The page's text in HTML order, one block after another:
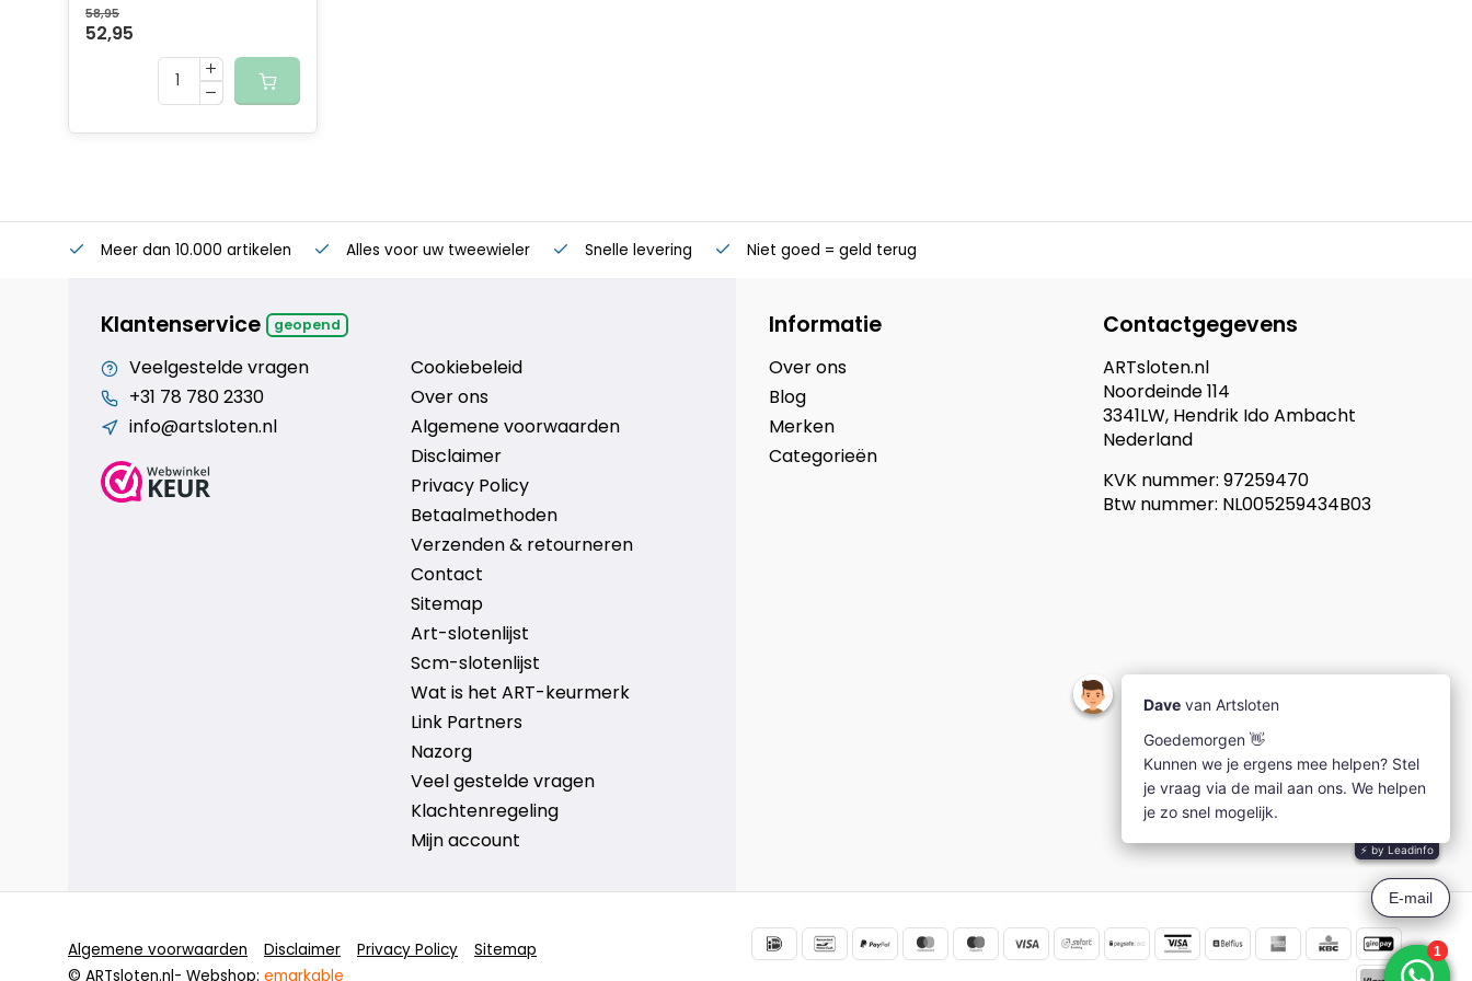
58,95
52,95
Meer dan 10.000 artikelen Alles voor uw tweewieler Snelle levering Niet goed = geld terug
Klantenservice geopend
Veelgestelde vragen
+31 78 780 2330
info@artsloten.nl
Cookiebeleid
Over ons
Algemene voorwaarden
Disclaimer
Privacy Policy
Betaalmethoden
Verzenden & retourneren
Contact
Sitemap
Art-slotenlijst
Scm-slotenlijst
Wat is het ART-keurmerk
Link Partners
Nazorg
Veel gestelde vragen
Klachtenregeling
Mijn account
Informatie
Over ons
Blog
Merken
Categorieën
Contactgegevens
ARTsloten.nl
Noordeinde 114
3341LW, Hendrik Ido Ambacht
Nederland
KVK nummer: 97259470
Btw nummer: NL005259434B03
Algemene voorwaarden Disclaimer Privacy Policy
Sitemap
© ARTsloten.nl- Webshop: emarkable